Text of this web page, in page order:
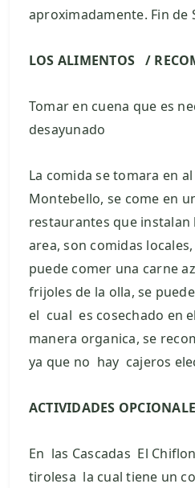
aproximadamente. Fin de
LOS ALIMENTOS /
Tomar en cuena que es
desayunado
La comida se tomara en
Montebello, se come en
restaurantes que instalan
area, son comidas
puede comer una carne
frijoles de la olla, se
el cual es cosechado en
manera organica, se
ya que no hay cajeros
ACTIVIDADES
En las Cascadas El
tirolesa la cual tiene un